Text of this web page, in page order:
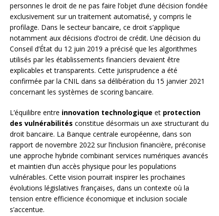
personnes le droit de ne pas faire l’objet d’une décision fondée
exclusivement sur un traitement automatisé, y compris le
profilage. Dans le secteur bancaire, ce droit s’applique
notamment aux décisions d’octroi de crédit. Une décision du
Conseil d’État du 12 juin 2019 a précisé que les algorithmes
utilisés par les établissements financiers devaient être
explicables et transparents. Cette jurisprudence a été
confirmée par la CNIL dans sa délibération du 15 janvier 2021
concernant les systèmes de scoring bancaire.
L’équilibre entre innovation technologique et protection
des vulnérabilités constitue désormais un axe structurant du
droit bancaire. La Banque centrale européenne, dans son
rapport de novembre 2022 sur l’inclusion financière, préconise
une approche hybride combinant services numériques avancés
et maintien d’un accès physique pour les populations
vulnérables. Cette vision pourrait inspirer les prochaines
évolutions législatives françaises, dans un contexte où la
tension entre efficience économique et inclusion sociale
s’accentue.